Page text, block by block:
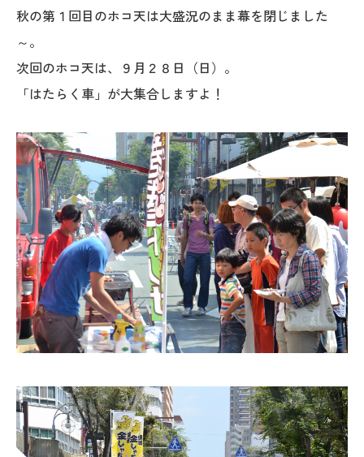
秋の第１回目のホコ天は大盛況のまま幕を閉じました
～。
次回のホコ天は、９月２８日（日）。
「はたらく車」が大集合しますよ！